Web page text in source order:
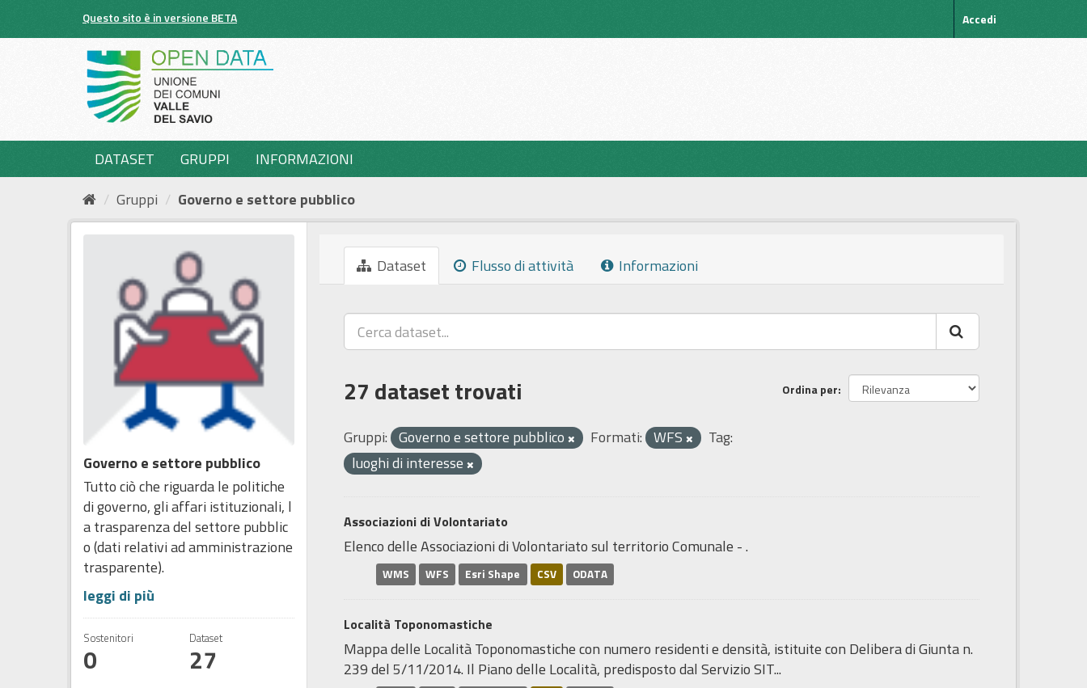
Questo sito è in versione BETA Accedi
DATASET GRUPPI
INFORMAZIONI
Gruppi
Governo e settore pubblico
Governo e settore pubblico
Tutto ciò che riguarda le politiche
di governo, gli affari istituzionali, l
a trasparenza del settore pubblic
o (dati relativi ad amministrazione
trasparente).
leggi di più
Sostenitori
0
Dataset
27
Dataset Flusso di attività Informazioni
Ordina per
27 dataset trovati
Gruppi: Governo e settore pubblico Formati: WFS
Tag:
luoghi di interesse
Associazioni di Volontariato
Elenco delle Associazioni di Volontariato sul territorio Comunale - .
WMS WFS Esri Shape CSV ODATA
Località Toponomastiche
Mappa delle Località Toponomastiche con numero residenti e densità, istituite con Delibera di Giunta n.
239 del 5/11/2014. Il Piano delle Località, predisposto dal Servizio SIT...